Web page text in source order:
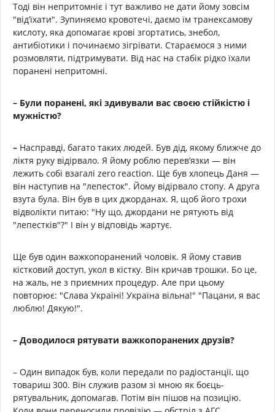
Тоді він непритомніє і тут важливо не дати йому зовсім
"від’їхати". Зупиняємо кровотечі, даємо їм транексамову
кислоту, яка допомагає крові згортатись, знебол,
антибіотики і починаємо зігрівати. Стараємося з ними
розмовляти, підтримувати. Від нас на стабік рідко їхали
поранені непритомні.
– Були поранені, які здивували вас своєю стійкістю і
мужністю?
– Насправді, багато таких людей. Був дід, якому ближче до
ліктя руку відірвало. Я йому роблю перев’язки — він
лежить собі взагалі zero reaction. Ще був хлопець Даня —
він наступив на "лепесток". Йому відірвало стопу. А друга
взута була. Він був в цих джорданах. Я, щоб його трохи
відволікти питаю: "Ну що, джордани не рятують від
"лепестків"?" І він у відповідь жартує.
Ще був один важкопоранений чоловік. Я йому ставив
кістковий доступ, укол в кістку. Він кричав трошки. Бо це,
на жаль, не з приємних процедур. Але при цьому
повторює: "Слава Україні! Україна вільна!" "Пацани, я вас
люблю! Дякую!".
– Доводилося рятувати важкопоранених друзів?
– Один випадок був, коли передали по радіостанції, що
товариш 300. Він служив разом зі мною як боєць-
рятувальник, допомагав. Потім він пішов на позицію.